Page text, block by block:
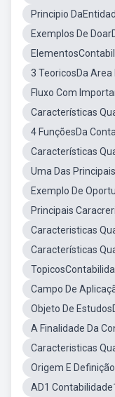
Principio
Exemplos De
3 TeoricosDa
Fluxo Com
Características
4 FunçõesDa
Características
Uma Das
Exemplo De
Principais
Caracteristicas
Características
Campo De
Objeto De
A Finalidade Da
Caracteristicas
Origem E
AD1